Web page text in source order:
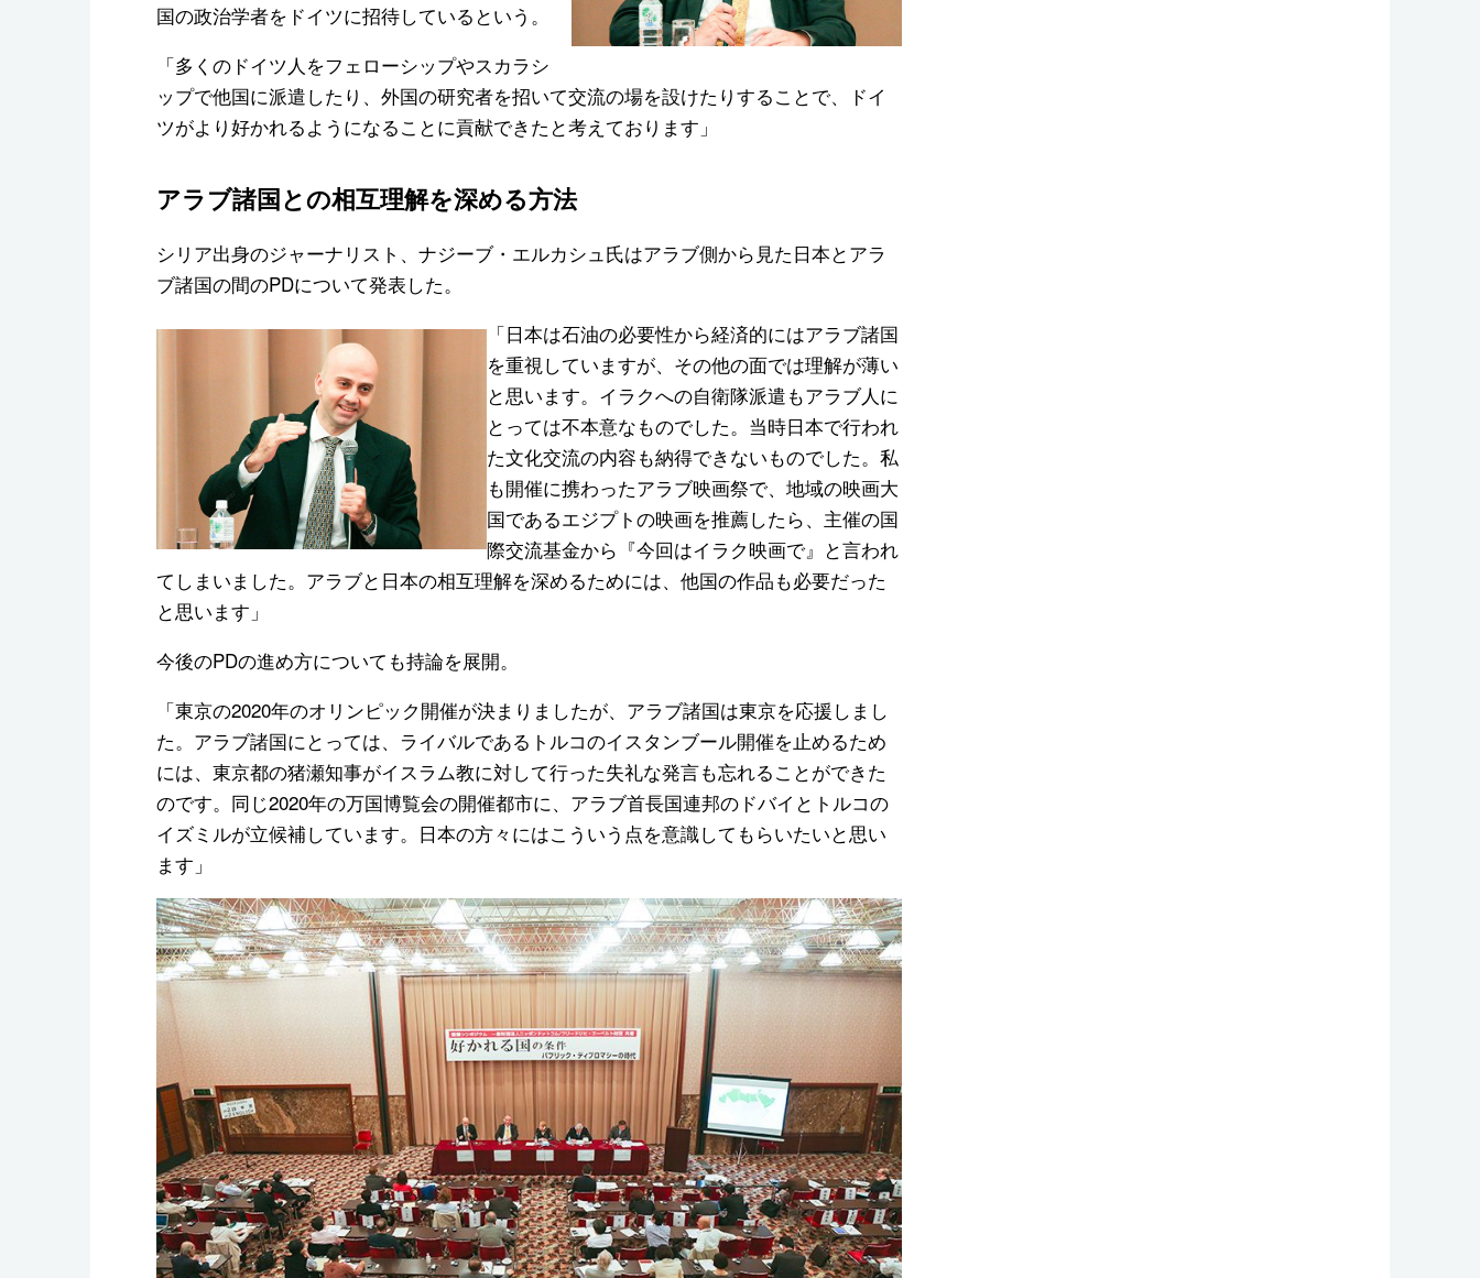
国の政治学者をドイツに招待しているという。
「多くのドイツ人をフェローシップやスカラシ
ップで他国に派遣したり、外国の研究者を招いて交流の場を設けたりすることで、ドイ
ツがより好かれるようになることに貢献できたと考えております」
アラブ諸国との相互理解を深める方法
シリア出身のジャーナリスト、ナジーブ・エルカシュ氏はアラブ側から見た日本とアラ
ブ諸国の間のPDについて発表した。
「日本は石油の必要性から経済的にはアラブ諸国
を重視していますが、その他の面では理解が薄い
と思います。イラクへの自衛隊派遣もアラブ人に
とっては不本意なものでした。当時日本で行われ
た文化交流の内容も納得できないものでした。私
も開催に携わったアラブ映画祭で、地域の映画大
国であるエジプトの映画を推薦したら、主催の国
際交流基金から『今回はイラク映画で』と言われ
てしまいました。アラブと日本の相互理解を深めるためには、他国の作品も必要だった
と思います」
今後のPDの進め方についても持論を展開。
「東京の2020年のオリンピック開催が決まりましたが、アラブ諸国は東京を応援しまし
た。アラブ諸国にとっては、ライバルであるトルコのイスタンブール開催を止めるため
には、東京都の猪瀬知事がイスラム教に対して行った失礼な発言も忘れることができた
のです。同じ2020年の万国博覧会の開催都市に、アラブ首長国連邦のドバイとトルコの
イズミルが立候補しています。日本の方々にはこういう点を意識してもらいたいと思い
ます」